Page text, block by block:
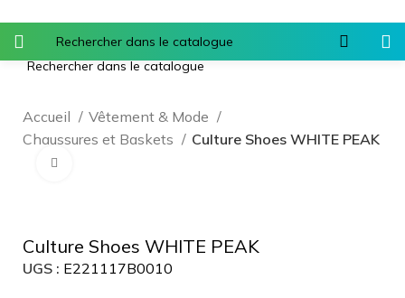
Accueil
Vêtement & Mode
Chaussures et Baskets
Culture Shoes WHITE PEAK
Culture Shoes WHITE PEAK
UGS : E221117B0010